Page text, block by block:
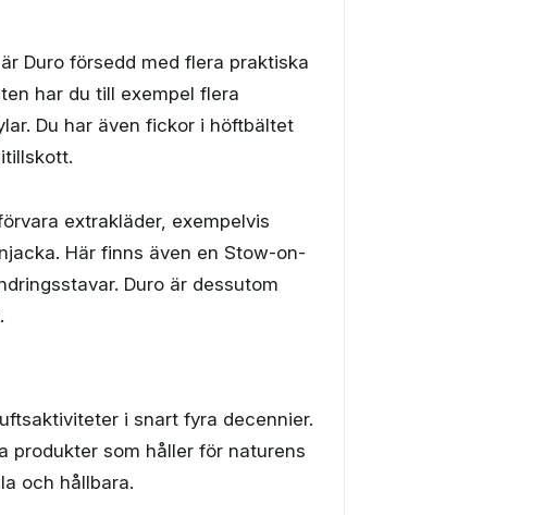
Duro försedd med flera praktiska
har du till exempel flera
Du har även fickor i höftbältet
extrakläder, exempelvis
Här finns även en Stow-on-
Duro är dessutom
i snart fyra decennier.
produkter som håller för naturens
och hållbara.